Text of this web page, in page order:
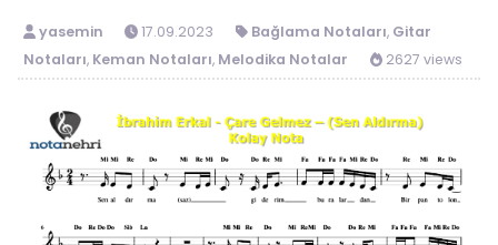
yasemin 17.09.2023 Bağlama Notaları, Gitar
Notaları, Keman Notaları, Melodika Notalar 2627 views